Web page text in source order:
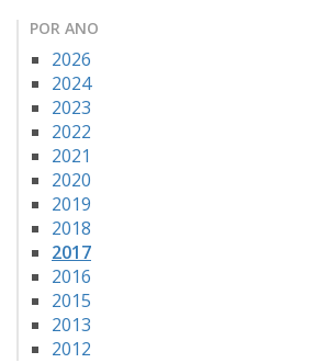
POR ANO
2026
2024
2023
2022
2021
2020
2019
2018
2017
2016
2015
2013
2012